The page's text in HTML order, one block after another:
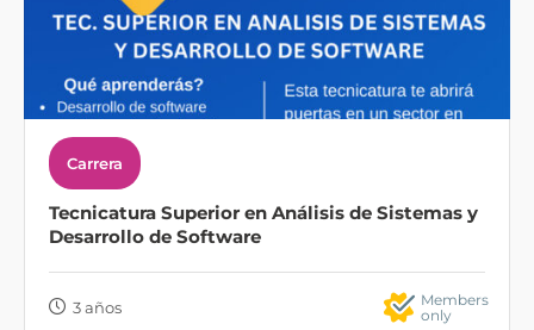
Carrera
Tecnicatura Superior en Análisis de Sistemas y
Desarrollo de Software
3 años
Members
only